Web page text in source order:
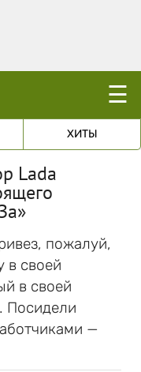
☰
ХИТЫ
Lada
пожалуй,
в своей
в своей
Посидели
—